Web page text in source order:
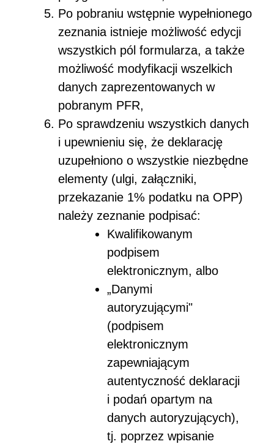
Po pobraniu wstępnie wypełnionego
zeznania istnieje możliwość edycji
wszystkich pól formularza, a także
możliwość modyfikacji wszelkich
danych zaprezentowanych w
pobranym PFR,
Po sprawdzeniu wszystkich danych
i upewnieniu się, że deklarację
uzupełniono o wszystkie niezbędne
elementy (ulgi, załączniki,
przekazanie 1% podatku na OPP)
należy zeznanie podpisać:
Kwalifikowanym
podpisem
elektronicznym, albo
„Danymi
autoryzującymi"
(podpisem
elektronicznym
zapewniającym
autentyczność deklaracji
i podań opartym na
danych autoryzujących),
tj. poprzez wpisanie